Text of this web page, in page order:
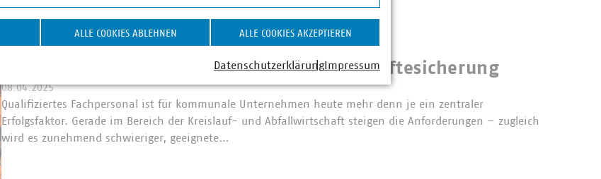
Ausbildung
Externenprüfung als Maßnahme zur Fachkräftesicherung
08.04.2025
Qualifiziertes Fachpersonal ist für kommunale Unternehmen heute mehr denn je ein zentraler
Erfolgsfaktor. Gerade im Bereich der Kreislauf- und Abfallwirtschaft steigen die Anforderungen – zugleich
wird es zunehmend schwieriger, geeignete…
ALLE COOKIES ABLEHNEN ALLE COOKIES AKZEPTIEREN
Datenschutzerklärung Impressum